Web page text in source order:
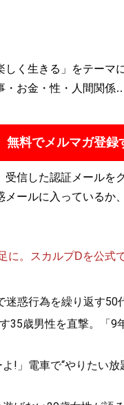
モーション所属のモ
でも活動中。
く生きる」をテーマ
・お金・性・人間関
無料でメルマガ登
信した認証メールを
ールに入っているか
に。スカルプDを公式
惑行為を繰り返す50
35歳男性を直撃。「9
!」電車で“やりたい